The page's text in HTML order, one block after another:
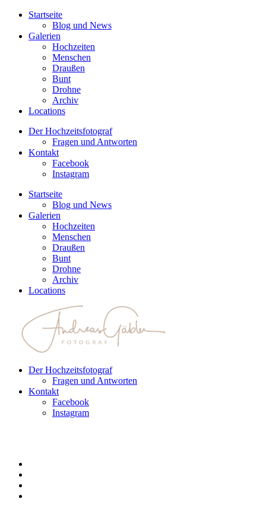
Startseite
Blog und News
Galerien
Hochzeiten
Menschen
Draußen
Bunt
Drohne
Archiv
Locations
Der Hochzeitsfotograf
Fragen und Antworten
Kontakt
Facebook
Instagram
Startseite
Blog und News
Galerien
Hochzeiten
Menschen
Draußen
Bunt
Drohne
Archiv
Locations
Der Hochzeitsfotograf
Fragen und Antworten
Kontakt
Facebook
Instagram